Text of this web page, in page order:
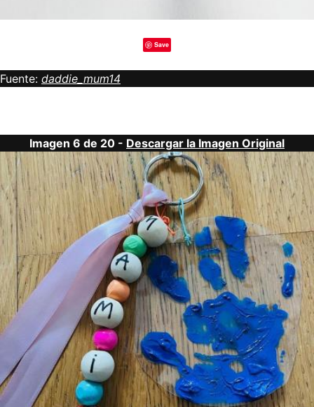
Save
Fuente: daddie_mum14
Imagen 6 de 20 - Descargar la Imagen Original